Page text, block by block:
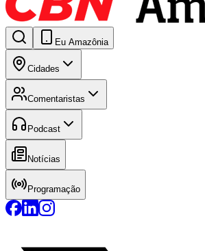
Eu Amazônia
Cidades
Comentaristas
Podcast
Notícias
Programação